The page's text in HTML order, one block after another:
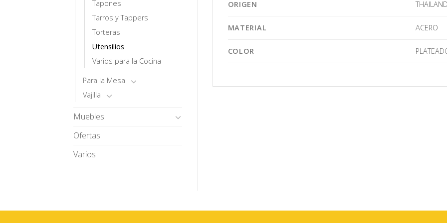
Tapones
Tarros y Tappers
Torteras
Utensilios
Varios para la Cocina
Para la Mesa
Vajilla
Muebles
Ofertas
Varios
ORIGEN
MATERIAL ACERO
COLOR